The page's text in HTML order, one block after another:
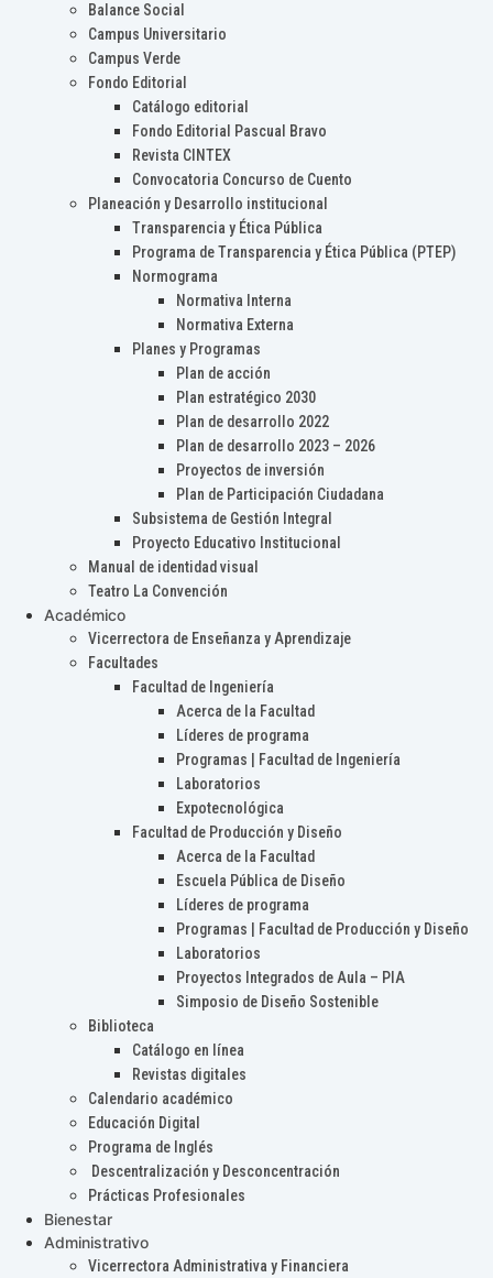
Balance Social
Campus Universitario
Campus Verde
Fondo Editorial
Catálogo editorial
Fondo Editorial Pascual Bravo
Revista CINTEX
Convocatoria Concurso de Cuento
Planeación y Desarrollo institucional
Transparencia y Ética Pública
Programa de Transparencia y Ética Pública (PTEP)
Normograma
Normativa Interna
Normativa Externa
Planes y Programas
Plan de acción
Plan estratégico 2030
Plan de desarrollo 2022
Plan de desarrollo 2023 – 2026
Proyectos de inversión
Plan de Participación Ciudadana
Subsistema de Gestión Integral
Proyecto Educativo Institucional
Manual de identidad visual
Teatro La Convención
Académico
Vicerrectora de Enseñanza y Aprendizaje
Facultades
Facultad de Ingeniería
Acerca de la Facultad
Líderes de programa
Programas | Facultad de Ingeniería
Laboratorios
Expotecnológica
Facultad de Producción y Diseño
Acerca de la Facultad
Escuela Pública de Diseño
Líderes de programa
Programas | Facultad de Producción y Diseño
Laboratorios
Proyectos Integrados de Aula – PIA
Simposio de Diseño Sostenible
Biblioteca
Catálogo en línea
Revistas digitales
Calendario académico
Educación Digital
Programa de Inglés
Descentralización y Desconcentración
Prácticas Profesionales
Bienestar
Administrativo
Vicerrectora Administrativa y Financiera